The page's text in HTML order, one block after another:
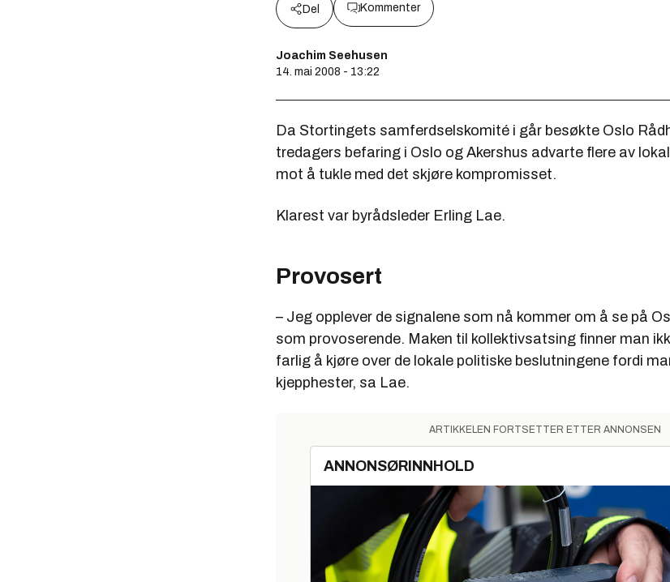
Del Kommenter
Joachim Seehusen
14. mai 2008 - 13:22
Da Stortingets samferdselskomité i går besøkte Oslo
tredagers befaring i Oslo og Akershus advarte flere av
mot å tukle med det skjøre kompromisset.
Klarest var byrådsleder Erling Lae.
Provosert
– Jeg opplever de signalene som nå kommer om å se på
som provoserende. Maken til kollektivsatsing finner man
farlig å kjøre over de lokale politiske beslutningene fordi
kjepphester, sa Lae.
ARTIKKELEN FORTSETTER ETTER ANNONSEN
ANNONSØRINNHOLD